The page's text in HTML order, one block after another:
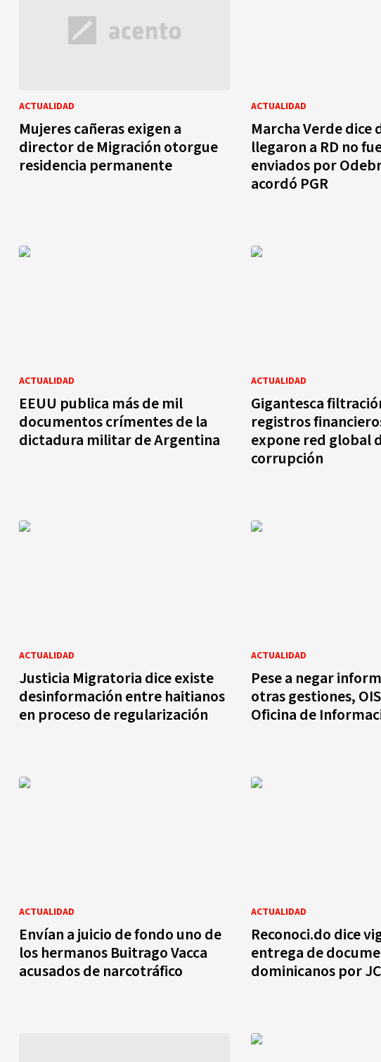
ACTUALIDAD
Mujeres cañeras exigen a
director de Migración otorgue
residencia permanente
ACTUALIDAD
Marcha Verde dice
llegaron a RD no
enviados por
acordó PGR
ACTUALIDAD
EEUU publica más de mil
documentos crímentes de la
dictadura militar de Argentina
ACTUALIDAD
Gigantesca
registros
expone red global
corrupción
ACTUALIDAD
Justicia Migratoria dice existe
desinformación entre haitianos
en proceso de regularización
ACTUALIDAD
Pese a negar
otras gestiones,
Oficina de
ACTUALIDAD
Envían a juicio de fondo uno de
los hermanos Buitrago Vacca
acusados de narcotráfico
ACTUALIDAD
Reconoci.do dice
entrega de
dominicanos por